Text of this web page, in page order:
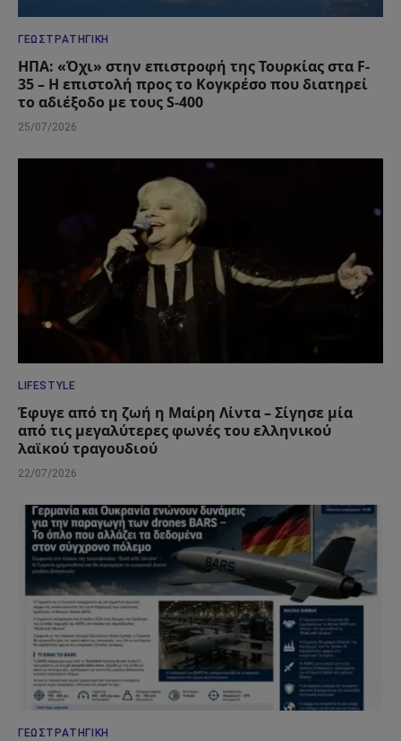
ΓΕΩΣΤΡΑΤΗΓΙΚΉ
ΗΠΑ: «Όχι» στην επιστροφή της Τουρκίας στα F-
35 – Η επιστολή προς το Κογκρέσο που διατηρεί
το αδιέξοδο με τους S-400
25/07/2026
LIFESTYLE
Έφυγε από τη ζωή η Μαίρη Λίντα – Σίγησε μία
από τις μεγαλύτερες φωνές του ελληνικού
λαϊκού τραγουδιού
22/07/2026
ΓΕΩΣΤΡΑΤΗΓΙΚΉ